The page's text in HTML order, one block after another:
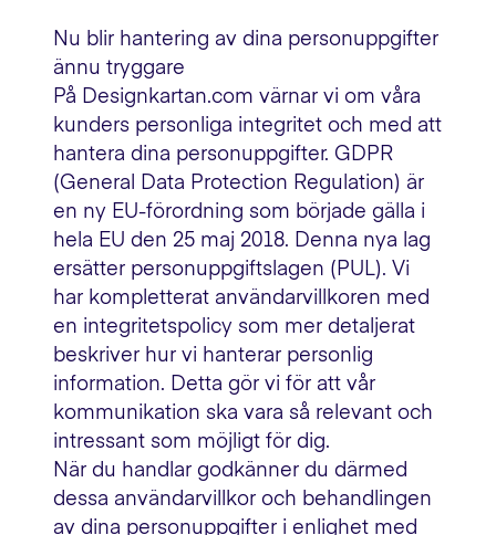
Nu blir hantering av dina personuppgifter
ännu tryggare
På Designkartan.com värnar vi om våra
kunders personliga integritet och med att
hantera dina personuppgifter. GDPR
(General Data Protection Regulation) är
en ny EU-förordning som började gälla i
hela EU den 25 maj 2018. Denna nya lag
ersätter personuppgiftslagen (PUL). Vi
har kompletterat användarvillkoren med
en integritetspolicy som mer detaljerat
beskriver hur vi hanterar personlig
information. Detta gör vi för att vår
kommunikation ska vara så relevant och
intressant som möjligt för dig.
När du handlar godkänner du därmed
dessa användarvillkor och behandlingen
av dina personuppgifter i enlighet med